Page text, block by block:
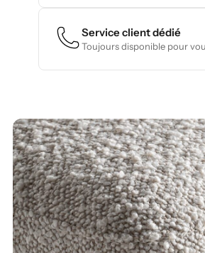
Service client dédié
Toujours disponible pour